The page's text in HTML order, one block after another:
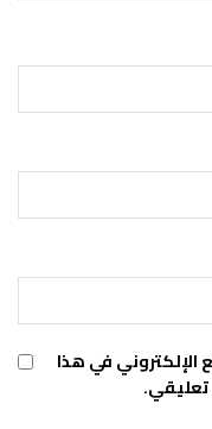
الإلكتروني في هذا
تعليقي.